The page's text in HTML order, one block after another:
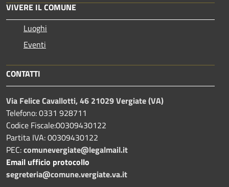
VIVERE IL COMUNE
Luoghi
Eventi
CONTATTI
Via Felice Cavallotti, 46 21029 Vergiate (VA)
Telefono: 0331 928711
Codice Fiscale:00309430122
Partita IVA: 00309430122
PEC:comunevergiate@legalmail.it
Email ufficio protocollo
segreteria@comune.vergiate.va.it